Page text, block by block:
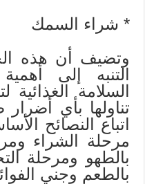
* شراء السمك
وتضيف أن هذه
التنبه إلى
السلامة
تناولها بأي
اتباع النصائح
مرحلة الشراء
بالطهو ومرحلة
بالطعم وجني